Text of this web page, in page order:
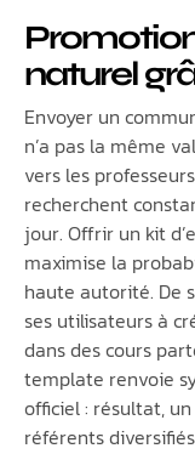
naturel
Envoyer un
n’a pas la même
vers les
recherchent
jour. Offrir un kit
maximise la
haute autorité. De
ses utilisateurs à
dans des cours
template renvoie
officiel : résultat,
référents